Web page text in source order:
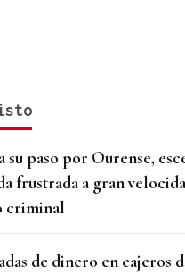
su paso por Ourense,
frustrada a gran
criminal
de dinero en cajeros